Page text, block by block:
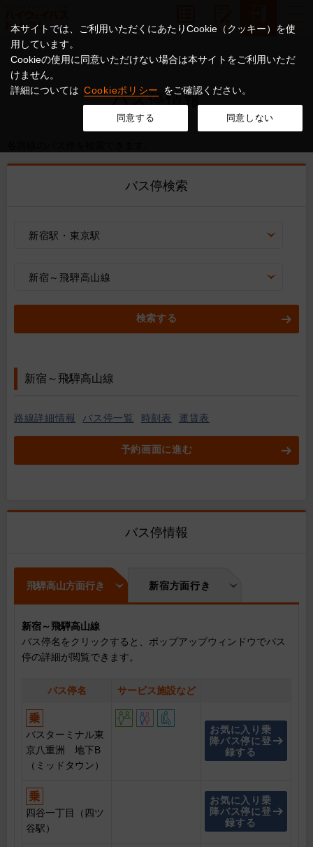
本サイトでは、ご利用いただくにあたりCookie（クッキー）を使
用しています。
Cookieの使用に同意いただけない場合は本サイトをご利用いただ
けません。
詳細については Cookieポリシー をご確認ください。
同意する 同意しない
バス停情報
バス停検索
新宿駅・東京駅
新宿～飛騨高山線
検索する
新宿～飛騨高山線
路線詳細情報 バス停一覧 時刻表 運賃表
予約画面に進む
バス停情報
飛騨高山方面行き 新宿方面行き
新宿～飛騨高山線
バス停名をクリックすると、ポップアップウィンドウでバス
停の詳細が閲覧できます。
バス停名 サービス施設など
バスターミナル東
京八重洲 地下B
（ミッドタウン）
お気に入り乗
降バス停に登
録する
四谷一丁目（四ツ
谷駅）
お気に入り乗
降バス停に登
録する